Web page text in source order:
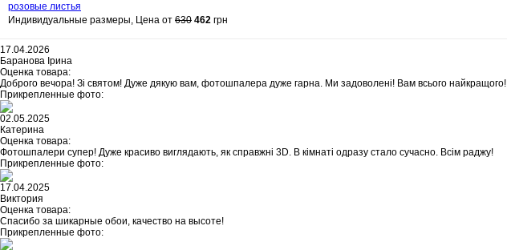
розовые листья
Индивидуальные размеры, Цена от 630 462 грн
17.04.2026
Баранова Ірина
Оценка товара:
Доброго вечора! Зі святом! Дуже дякую вам, фотошпалера дуже гарна. Ми задоволені! Вам всього найкращого!
Прикрепленные фото:
02.05.2025
Катерина
Оценка товара:
Фотошпалери супер! Дуже красиво виглядають, як справжні 3D. В кімнаті одразу стало сучасно. Всім раджу!
Прикрепленные фото:
17.04.2025
Виктория
Оценка товара:
Спасибо за шикарные обои, качество на высоте!
Прикрепленные фото: